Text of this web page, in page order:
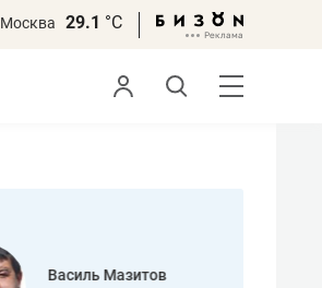
Москва 29.1 °С
Василь Мазитов